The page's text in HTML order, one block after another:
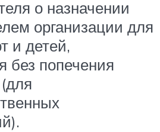
о назначении
организации для
и детей,
без попечения